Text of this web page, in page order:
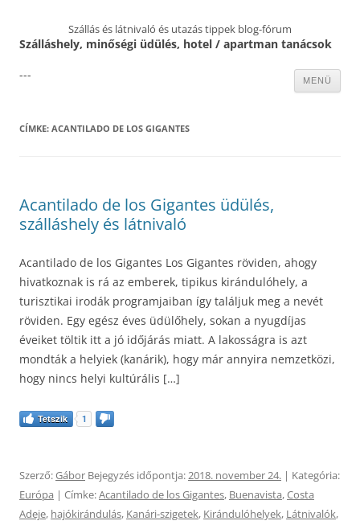
Szállás és látnivaló és utazás tippek blog-fórum
Szálláshely, minőségi üdülés, hotel / apartman tanácsok
MENÜ
---
CÍMKE: ACANTILADO DE LOS GIGANTES
Acantilado de los Gigantes üdülés,
szálláshely és látnivaló
Acantilado de los Gigantes Los Gigantes röviden, ahogy
hivatkoznak is rá az emberek, tipikus kirándulóhely, a
turisztikai irodák programjaiban így találjuk meg a nevét
röviden. Egy egész éves üdülőhely, sokan a nyugdíjas
éveiket töltik itt a jó időjárás miatt. A lakosságra is azt
mondták a helyiek (kanárik), hogy már annyira nemzetközi,
hogy nincs helyi kultúrális […]
Tetszik 1
Szerző:Gábor Bejegyzés időpontja:2018. november 24. | Kategória:
Európa | Címke:Acantilado de los Gigantes, Buenavista,Costa
Adeje, hajókirándulás, Kanári-szigetek, Kirándulóhelyek, Látnivalók,